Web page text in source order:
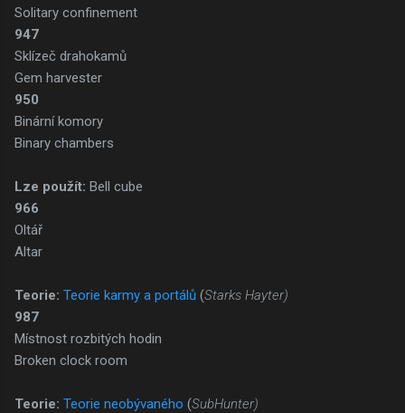
Solitary confinement
947
Sklízeč drahokamů
Gem harvester
950
Binární komory
Binary chambers
Lze použít: Bell cube
966
Oltář
Altar
Teorie: Teorie karmy a portálů (Starks Hayter)
987
Místnost rozbitých hodin
Broken clock room
Teorie: Teorie neobývaného (SubHunter)